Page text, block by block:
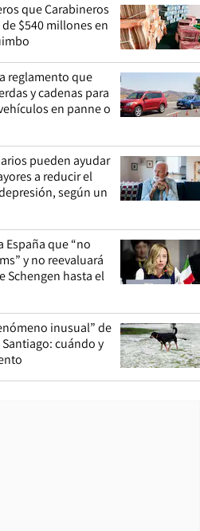
que Carabineros
$540 millones en
reglamento que
y cadenas para
en panne o
pueden ayudar
a reducir el
según un
España que “no
y no reevaluará
Schengen hasta el
inusual” de
cuándo y